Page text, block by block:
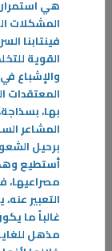
كيف تقطع علاقتك
الهواتف الذكية
من كل شيء هناك
هي
المشكلات
فينتابنا
القوية
والإشباع
المعتقدات
بها،
المشاعر
برحيل
أستطيع
مصراعيها،
التعبير
غالباً ما
مذهل